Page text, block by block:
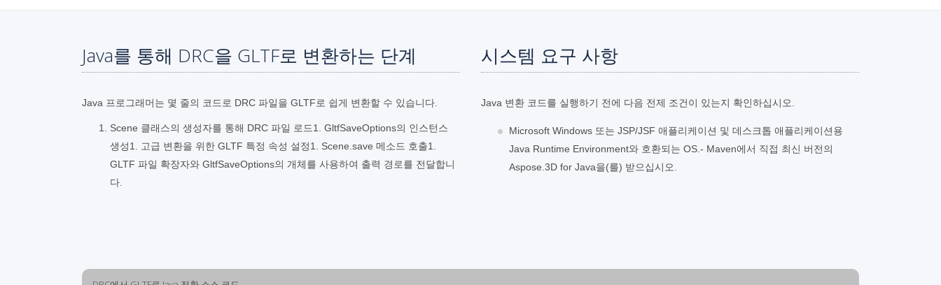
Java를 통해 DRC을 GLTF로 변환하는 단계
Java 프로그래머는 몇 줄의 코드로 DRC 파일을 GLTF로 쉽게 변환할 수 있습니다.
Scene 클래스의 생성자를 통해 DRC 파일 로드1. GltfSaveOptions의 인스턴스
생성1. 고급 변환을 위한 GLTF 특정 속성 설정1. Scene.save 메소드 호출1.
GLTF 파일 확장자와 GltfSaveOptions의 개체를 사용하여 출력 경로를 전달합니
다.
시스템 요구 사항
Java 변환 코드를 실행하기 전에 다음 전제 조건이 있는지 확인하십시오.
Microsoft Windows 또는 JSP/JSF 애플리케이션 및 데스크톱 애플리케이션용
Java Runtime Environment와 호환되는 OS.- Maven에서 직접 최신 버전의
Aspose.3D for Java을(를) 받으십시오.